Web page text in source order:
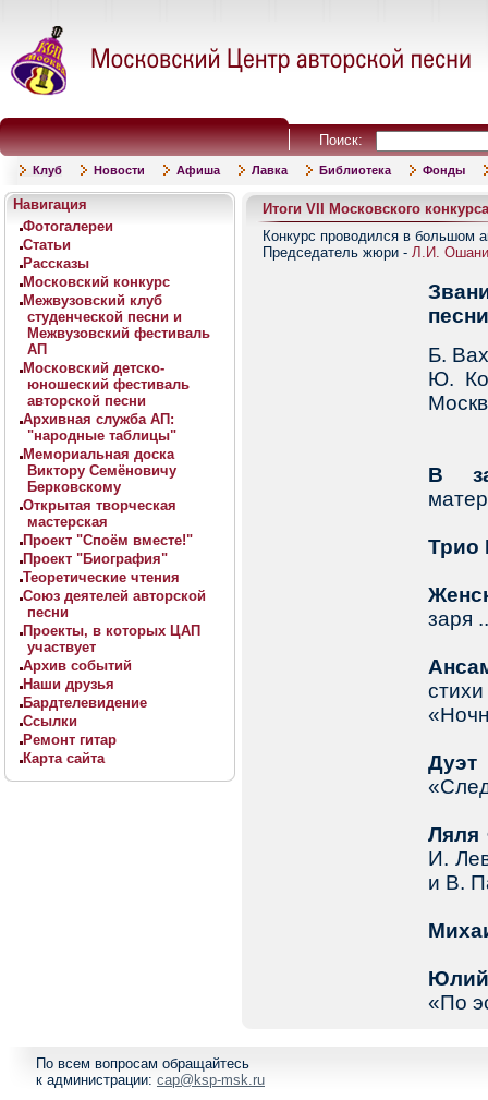
Поиск:
Клуб Новости Афиша Лавка Библиотека Фонды
Навигация
Фотогалереи
Статьи
Рассказы
Московский конкурс
Межвузовский клуб
студенческой песни и
Межвузовский фестиваль
АП
Московский детско-
юношеский фестиваль
авторской песни
Архивная служба АП:
"народные таблицы"
Мемориальная доска
Виктору Семёновичу
Берковскому
Открытая творческая
мастерская
Проект "Споём вместе!"
Проект "Биография"
Теоретические чтения
Союз деятелей авторской
песни
Проекты, в которых ЦАП
участвует
Архив событий
Наши друзья
Бардтелевидение
Ссылки
Ремонт гитар
Карта сайта
Итоги VII Московского
Конкурс проводился в большом
Председатель жюри - Л.И.
Б.
Ю.
В
заря
Ляля
И.
и В.
«По
По всем вопросам обращайтесь
к администрации: cap@ksp-msk.ru